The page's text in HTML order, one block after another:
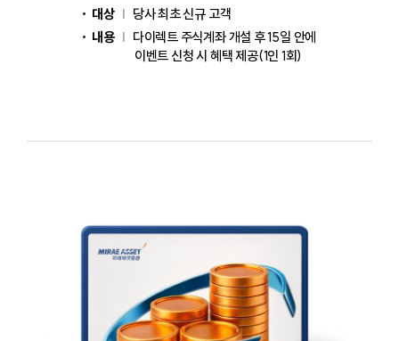
대상 | 당사 최초 신규 고객
내용 | 다이렉트 주식계좌 개설 후 15일 안에
이벤트 신청 시 혜택 제공(1인 1회)